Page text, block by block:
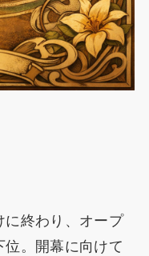
に終わり、オープ
。開幕に向けて